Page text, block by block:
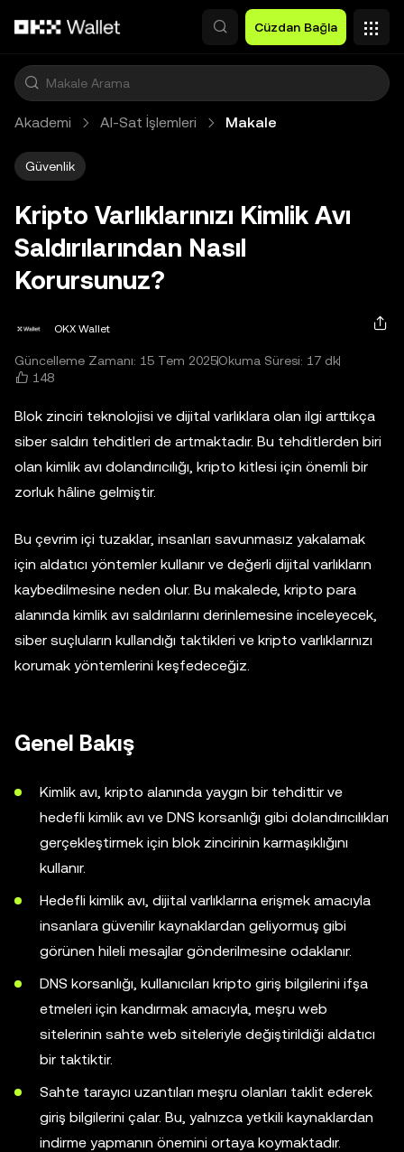
Cüzdan Bağla
Akademi Al-Sat İşlemleri Makale
Güvenlik
Kripto Varlıklarınızı Kimlik Avı
Saldırılarından Nasıl
Korursunuz?
OKX Wallet
Güncelleme Zamanı: 15 Tem 2025Okuma Süresi: 17 dk
148
Blok zinciri teknolojisi ve dijital varlıklara olan ilgi arttıkça
siber saldırı tehditleri de artmaktadır. Bu tehditlerden biri
olan kimlik avı dolandırıcılığı, kripto kitlesi için önemli bir
zorluk hâline gelmiştir.
Bu çevrim içi tuzaklar, insanları savunmasız yakalamak
için aldatıcı yöntemler kullanır ve değerli dijital varlıkların
kaybedilmesine neden olur. Bu makalede, kripto para
alanında kimlik avı saldırılarını derinlemesine inceleyecek,
siber suçluların kullandığı taktikleri ve kripto varlıklarınızı
korumak yöntemlerini keşfedeceğiz.
Genel Bakış
Kimlik avı, kripto alanında yaygın bir tehdittir ve
hedefli kimlik avı ve DNS korsanlığı gibi dolandırıcılıkları
gerçekleştirmek için blok zincirinin karmaşıklığını
kullanır.
Hedefli kimlik avı, dijital varlıklarına erişmek amacıyla
insanlara güvenilir kaynaklardan geliyormuş gibi
görünen hileli mesajlar gönderilmesine odaklanır.
DNS korsanlığı, kullanıcıları kripto giriş bilgilerini ifşa
etmeleri için kandırmak amacıyla, meşru web
sitelerinin sahte web siteleriyle değiştirildiği aldatıcı
bir taktiktir.
Sahte tarayıcı uzantıları meşru olanları taklit ederek
giriş bilgilerini çalar. Bu, yalnızca yetkili kaynaklardan
indirme yapmanın önemini ortaya koymaktadır.